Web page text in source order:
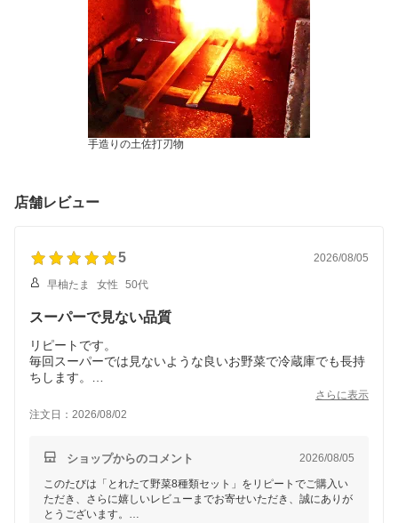
手造りの土佐打刃物
店舗レビュー
5 2026/08/05
早柚たま 女性 50代
スーパーで見ない品質
リピートです。
毎回スーパーでは見ないような良いお野菜で冷蔵庫でも長持
ちします。
自分で買わない様な野菜も入っていて料理レパートリーが広
がるのが楽しいです。
さらに表示
注文日：2026/08/02
ショップからのコメント 2026/08/05
このたびは「とれたて野菜8種類セット」をリピートでご購入い
ただき、さらに嬉しいレビューまでお寄せいただき、誠にありが
とうございます。